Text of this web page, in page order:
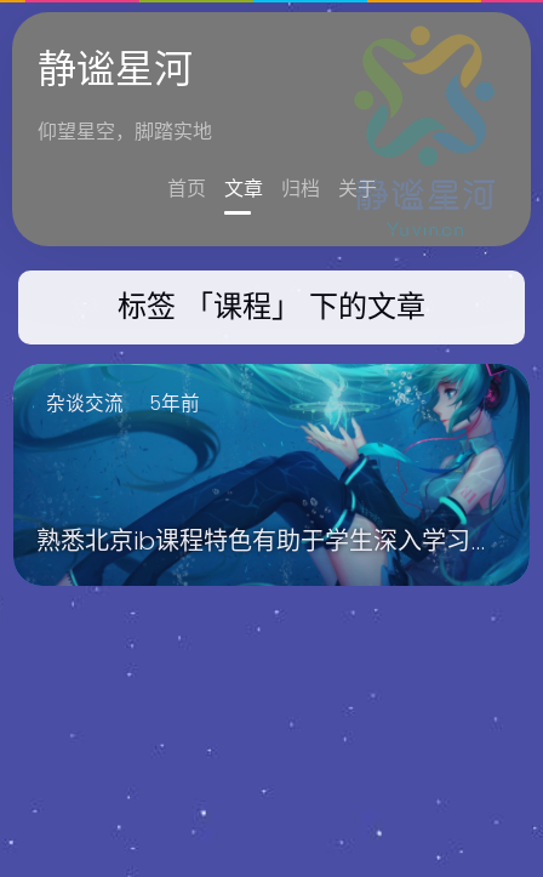
静谧星河
仰望星空，脚踏实地
首页
文章 归档 关于
标签 「课程」 下的文章
熟悉北京ib课程特色有助于学生深入学习与研究
杂谈交流 5年前